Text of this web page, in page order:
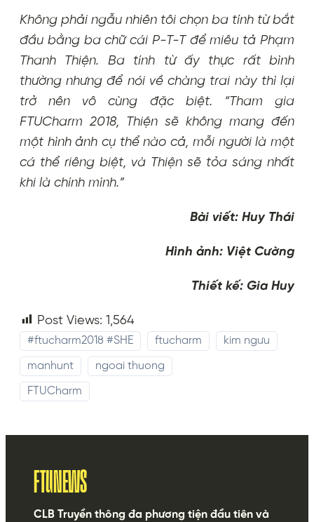
Không phải ngẫu nhiên tôi chọn ba tính từ bắt
đầu bằng ba chữ cái P-T-T để miêu tả Phạm
Thanh Thiện. Ba tính từ ấy thực rất bình
thường nhưng để nói về chàng trai này thì lại
trở nên vô cùng đặc biệt. “Tham gia
FTUCharm 2018, Thiện sẽ không mang đến
một hình ảnh cụ thể nào cả, mỗi người là một
cá thể riêng biệt, và Thiện sẽ tỏa sáng nhất
khi là chính mình.”
Bài viết: Huy Thái
Hình ảnh: Việt Cường
Thiết kế: Gia Huy
Post Views: 1,564
#ftucharm2018 #SHE ftucharm kim ngưu
manhunt ngoai thuong
FTUCharm
FTUNEWS
CLB Truyền thông đa phương tiện đầu tiên và